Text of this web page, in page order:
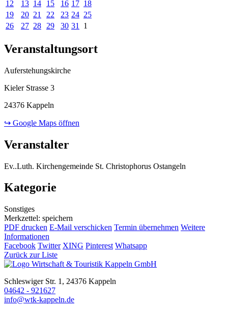
12
13 14 15 16 17 18
19
20 21 22 23 24 25
26
27 28 29 30 31 1
Veranstaltungsort
Auferstehungskirche
Kieler Strasse 3
24376 Kappeln
↪ Google Maps öffnen
Veranstalter
Ev..Luth. Kirchengemeinde St. Christophorus Ostangeln
Kategorie
Sonstiges
Merkzettel: speichern
PDF drucken E-Mail verschicken Termin übernehmen Weitere
Informationen
Facebook Twitter XING Pinterest Whatsapp
Zurück zur Liste
Schleswiger Str. 1, 24376 Kappeln
04642 - 921627
info@wtk-kappeln.de